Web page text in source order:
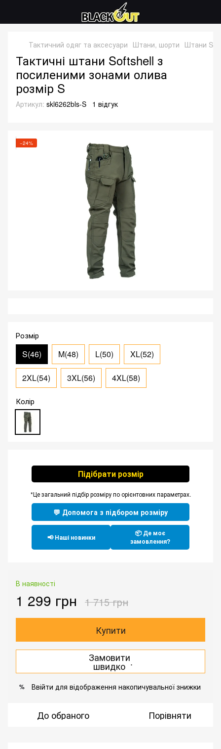
Тактичний одяг та аксесуари Штани, шорти Штани
Тактичні штани Softshell з
посиленими зонами олива
розмір S
Артикул: skl6262bls-S 1 відгук
−24%
Розмір
S(46) M(48) L(50) XL(52)
2XL(54) 3XL(56) 4XL(58)
Колір
Підібрати розмір
*Це загальний підбір розміру по орієнтовних параметрах.
💬 Допомога з підбором розміру
📢 Наші новинки
📦 Де моє
замовлення?
В наявності
1 299 грн 1 715 грн
Купити
Замовити
швидко .
% Ввійти для відображення накопичувальної знижки
До обраного Порівняти